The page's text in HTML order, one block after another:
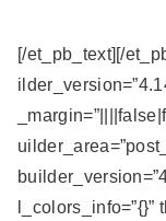
[/et_pb_text][/